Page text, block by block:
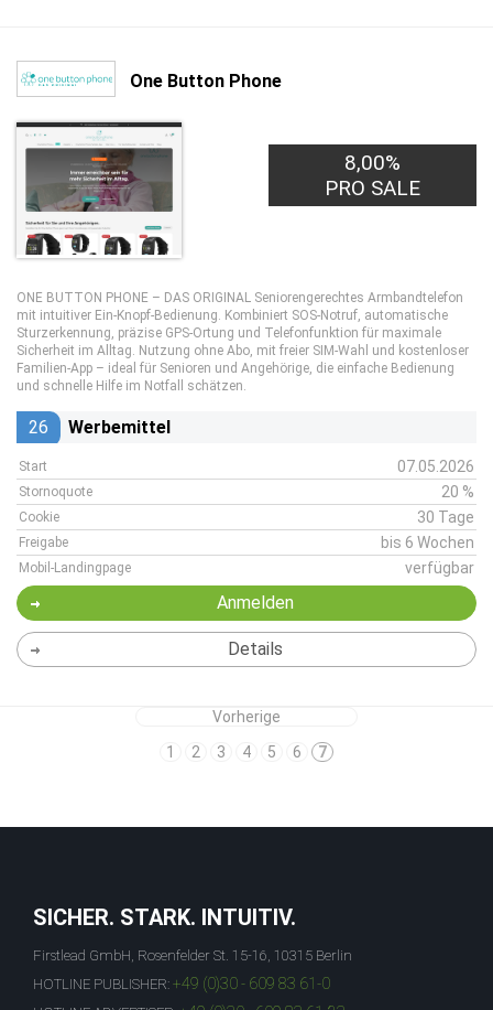
One Button Phone
8,00%
PRO SALE
ONE BUTTON PHONE – DAS ORIGINAL Seniorengerechtes Armbandtelefon
mit intuitiver Ein-Knopf-Bedienung. Kombiniert SOS-Notruf, automatische
Sturzerkennung, präzise GPS-Ortung und Telefonfunktion für maximale
Sicherheit im Alltag. Nutzung ohne Abo, mit freier SIM-Wahl und kostenloser
Familien-App – ideal für Senioren und Angehörige, die einfache Bedienung
und schnelle Hilfe im Notfall schätzen.
26 Werbemittel
Start 07.05.2026
Stornoquote 20 %
Cookie 30 Tage
Freigabe bis 6 Wochen
Mobil-Landingpage verfügbar
Anmelden
Details
Vorherige
1
2 3 4 5 6 7
SICHER. STARK. INTUITIV.
Firstlead GmbH, Rosenfelder St. 15-16, 10315 Berlin
HOTLINE PUBLISHER: +49 (0)30 - 609 83 61-0